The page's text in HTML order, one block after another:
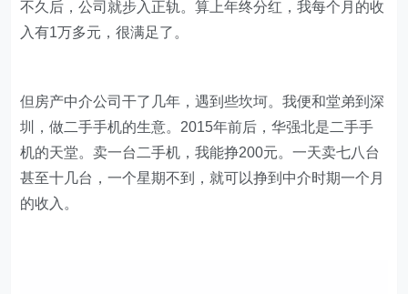
不久后，公司就步入正轨。算上年终分红，我每个月的收
入有1万多元，很满足了。
但房产中介公司干了几年，遇到些坎坷。我便和堂弟到深
圳，做二手手机的生意。2015年前后，华强北是二手手
机的天堂。卖一台二手机，我能挣200元。一天卖七八台
甚至十几台，一个星期不到，就可以挣到中介时期一个月
的收入。